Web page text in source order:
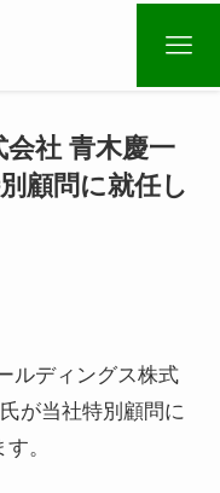
社 青木慶一
顧問に就任し
ルディングス株式
が当社特別顧問に
。